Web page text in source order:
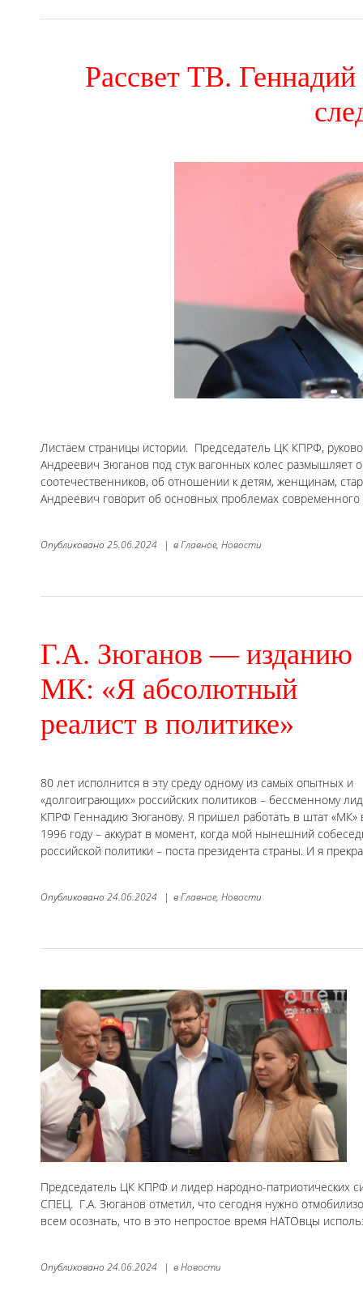
Рассвет ТВ.
Листаем страницы истории. Председатель ЦК КПРФ,
Андреевич Зюганов под стук вагонных колес размышляет
соотечественников, об отношении к детям, женщинам,
Андреевич говорит об основных проблемах
Опубликовано 25.06.2024 | вГлавное, Новости
Г.А. Зюганов — изданию
МК: «Я абсолютный
реалист в политике»
80 лет исполнится в эту среду одному из самых опытных и
«долгоиграющих» российских политиков – бессменному
КПРФ Геннадию Зюганову. Я пришел работать в штат «МК»
1996 году – аккурат в момент, когда мой нынешний
российской политики – поста президента страны. И я
Опубликовано 24.06.2024 | вГлавное, Новости
Председатель ЦК КПРФ и лидер народно-патриотических
СПЕЦ. Г.А. Зюганов отметил, что сегодня нужно
всем осознать, что в это непростое время НАТОвцы
Опубликовано 24.06.2024 | вНовости